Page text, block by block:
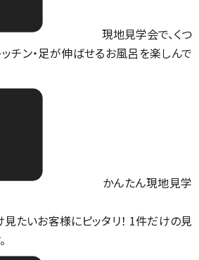
現地見学会で、くつ
チン・足が伸ばせるお風呂を楽しんで
かんたん現地見学
たいお客様にピッタリ！ 1件だけの見